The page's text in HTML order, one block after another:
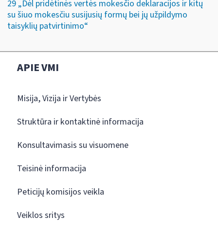
29 „Dėl pridėtinės vertės mokesčio deklaracijos ir kitų
su šiuo mokesčiu susijusių formų bei jų užpildymo
taisyklių patvirtinimo“
APIE VMI
Misija, Vizija ir Vertybės
Struktūra ir kontaktinė informacija
Konsultavimasis su visuomene
Teisinė informacija
Peticijų komisijos veikla
Veiklos sritys